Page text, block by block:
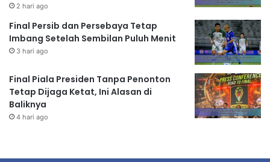
2 hari ago
Final Persib dan Persebaya Tetap
Imbang Setelah Sembilan Puluh Menit
3 hari ago
Final Piala Presiden Tanpa Penonton
Tetap Dijaga Ketat, Ini Alasan di
Baliknya
4 hari ago